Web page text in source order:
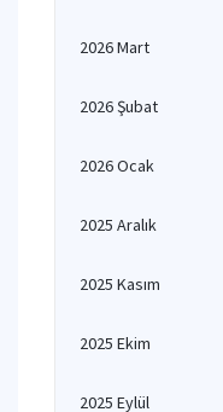
2026 Mart
2026 Şubat
2026 Ocak
2025 Aralık
2025 Kasım
2025 Ekim
2025 Eylül